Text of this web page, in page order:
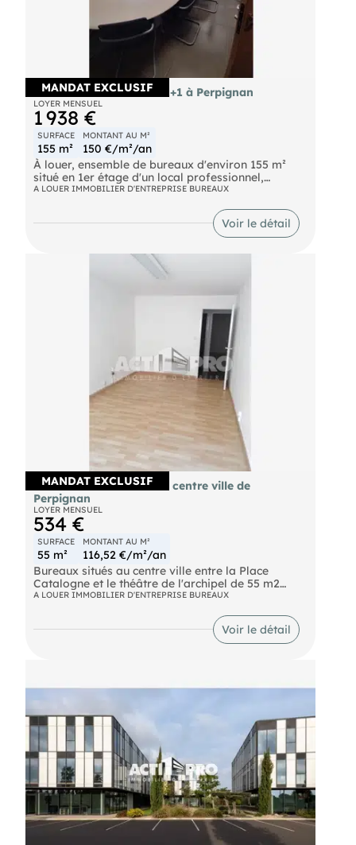
MANDAT EXCLUSIF
À louer bureaux 155m² R+1 à Perpignan
LOYER MENSUEL
1 938 €
SURFACE
155 m²
MONTANT AU M²
150 €/m²/an
À louer, ensemble de bureaux d'environ 155 m²
situé en 1er étage d'un local professionnel,
composé d'une dizaine de bureaux meublés, salle
lumineux, climatisés, câblés. Loyer avec charges
comprises (électricité, chauffage, climatisation,
eau) PARKING D'autres surfaces disponibles, plus
de renseignements sur demande. Zone Torremila
AEOPORT, PERPIGNAN. Pour découvrir d'autres
A LOUER IMMOBILIER D'ENTREPRISE BUREAUX
Voir le détail
MANDAT EXCLUSIF
À louer bureaux 55m² en centre ville de
Perpignan
LOYER MENSUEL
534 €
SURFACE
55 m²
MONTANT AU M²
116,52 €/m²/an
Bureaux situés au centre ville entre la Place
Catalogne et le théâtre de l'archipel de 55 m2
composés de 4 pièces, sanitaire et kitchenette.
Renseignements sur demande. Pour découvrir
d'autres biens, rendez-vous sur notre site !
A LOUER IMMOBILIER D'ENTREPRISE BUREAUX
Voir le détail